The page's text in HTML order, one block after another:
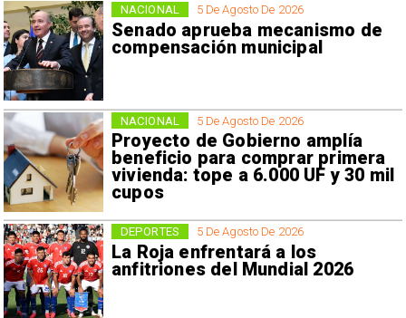
5 De Agosto De 2026
Senado aprueba mecanismo de
compensación municipal
NACIONAL
5 De Agosto De 2026
Proyecto de Gobierno amplía
beneficio para comprar primera
vivienda: tope a 6.000 UF y 30 mil
cupos
NACIONAL
5 De Agosto De 2026
La Roja enfrentará a los
anfitriones del Mundial 2026
DEPORTES